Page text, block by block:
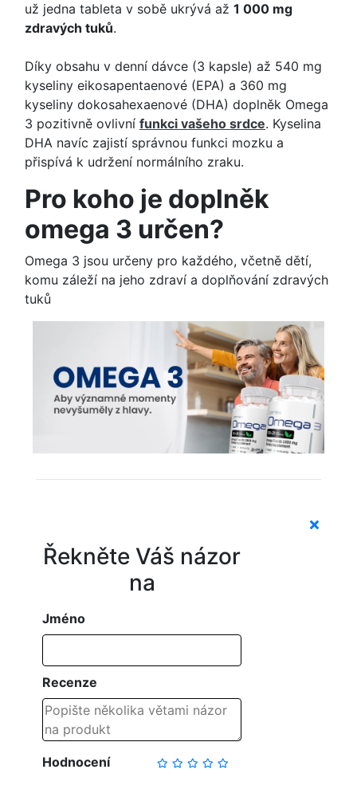
už jedna tableta v sobě ukrývá až 1 000 mg
zdravých tuků.
Díky obsahu v denní dávce (3 kapsle) až 540 mg
kyseliny eikosapentaenové (EPA) a 360 mg
kyseliny dokosahexaenové (DHA) doplněk Omega
3 pozitivně ovlivní funkci vašeho srdce. Kyselina
DHA navíc zajistí správnou funkci mozku a
přispívá k udržení normálního zraku.
Pro koho je doplněk
omega 3 určen?
Omega 3 jsou určeny pro každého, včetně dětí,
komu záleží na jeho zdraví a doplňování zdravých
tuků
Řekněte Váš názor
na
Jméno
Recenze
Hodnocení